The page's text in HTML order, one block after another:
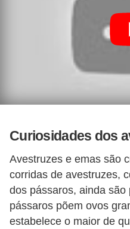
Curiosidades dos
Avestruzes e emas são
corridas de avestruzes,
dos pássaros, ainda são
pássaros põem ovos
estabelece o maior de
R
p
e
i
s
e